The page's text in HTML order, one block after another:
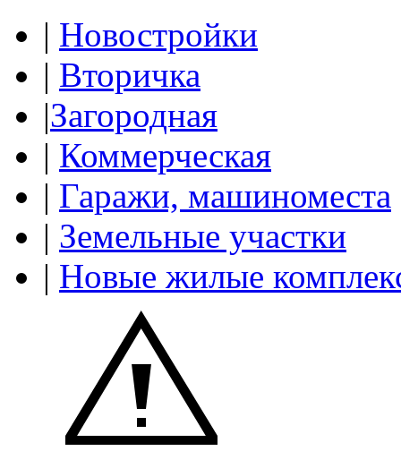
| Новостройки
| Вторичка
|Загородная
| Коммерческая
| Гаражи, машиноместа
| Земельные участки
| Новые жилые